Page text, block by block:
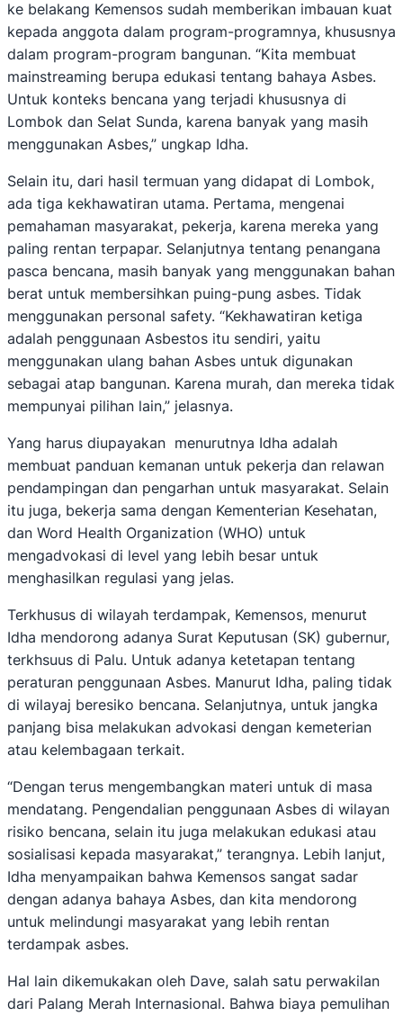
ke belakang Kemensos sudah memberikan imbauan kuat
kepada anggota dalam program-programnya, khususnya
dalam program-program bangunan. “Kita membuat
mainstreaming berupa edukasi tentang bahaya Asbes.
Untuk konteks bencana yang terjadi khususnya di
Lombok dan Selat Sunda, karena banyak yang masih
menggunakan Asbes,” ungkap Idha.
Selain itu, dari hasil termuan yang didapat di Lombok,
ada tiga kekhawatiran utama. Pertama, mengenai
pemahaman masyarakat, pekerja, karena mereka yang
paling rentan terpapar. Selanjutnya tentang penangana
pasca bencana, masih banyak yang menggunakan bahan
berat untuk membersihkan puing-pung asbes. Tidak
menggunakan personal safety. “Kekhawatiran ketiga
adalah penggunaan Asbestos itu sendiri, yaitu
menggunakan ulang bahan Asbes untuk digunakan
sebagai atap bangunan. Karena murah, dan mereka tidak
mempunyai pilihan lain,” jelasnya.
Yang harus diupayakan menurutnya Idha adalah
membuat panduan kemanan untuk pekerja dan relawan
pendampingan dan pengarhan untuk masyarakat. Selain
itu juga, bekerja sama dengan Kementerian Kesehatan,
dan Word Health Organization (WHO) untuk
mengadvokasi di level yang lebih besar untuk
menghasilkan regulasi yang jelas.
Terkhusus di wilayah terdampak, Kemensos, menurut
Idha mendorong adanya Surat Keputusan (SK) gubernur,
terkhsuus di Palu. Untuk adanya ketetapan tentang
peraturan penggunaan Asbes. Manurut Idha, paling tidak
di wilayaj beresiko bencana. Selanjutnya, untuk jangka
panjang bisa melakukan advokasi dengan kemeterian
atau kelembagaan terkait.
“Dengan terus mengembangkan materi untuk di masa
mendatang. Pengendalian penggunaan Asbes di wilayan
risiko bencana, selain itu juga melakukan edukasi atau
sosialisasi kepada masyarakat,” terangnya. Lebih lanjut,
Idha menyampaikan bahwa Kemensos sangat sadar
dengan adanya bahaya Asbes, dan kita mendorong
untuk melindungi masyarakat yang lebih rentan
terdampak asbes.
Hal lain dikemukakan oleh Dave, salah satu perwakilan
dari Palang Merah Internasional. Bahwa biaya pemulihan